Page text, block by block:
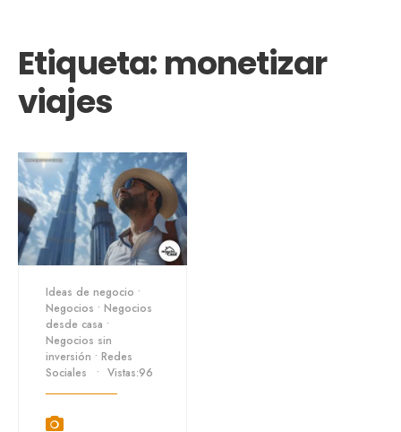
Etiqueta:monetizar
viajes
Ideas de negocio •
Negocios • Negocios
desde casa •
Negocios sin
inversión • Redes
Sociales
• Vistas:96